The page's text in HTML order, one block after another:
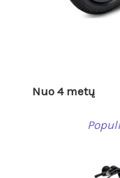
Nuo 4 metų